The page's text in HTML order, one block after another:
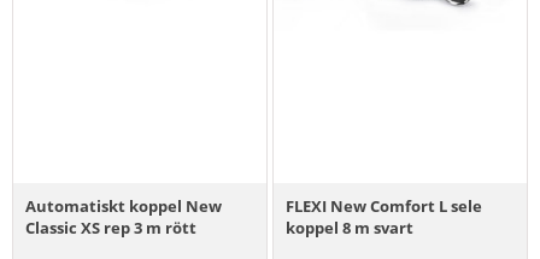
Automatiskt koppel New
Classic XS rep 3 m rött
FLEXI New Comfort L sele
koppel 8 m svart